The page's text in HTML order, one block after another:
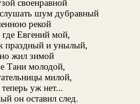
своенравной
шум дубравный
рекой
Евгений мой,
праздный и унылый,
жил зимой
Тани молодой,
милой,
уж нет...
он оставил след.